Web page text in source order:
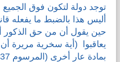
توجد دولة لتكون فوق
أليس هذا بالضبط ما يفعله
حين يقول أن من حق الذكور